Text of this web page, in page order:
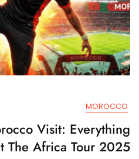
MOROCCO
Visit: Everything
The Africa Tour 2025